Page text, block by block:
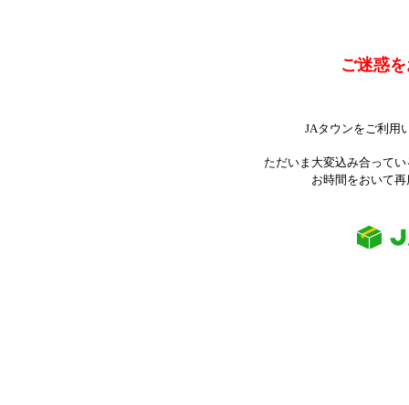
ご迷惑
JAタウンをご利用
ただいま大変込み合って
お時間をおいて